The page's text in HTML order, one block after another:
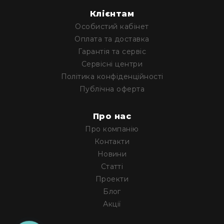
RF
кабелі
RF
роз'їєми
Тайм-
коди
Генератори
тайм-
Приймачі
та
передавачі
Дисплеї
Аксесуари
та
комплектуючі
Мікрофони
Клієнтам
Особистий кабінет
Оплата та доставка
Гарантія та сервіс
Сервісні центри
Політика конфіденційності
Публічна оферта
Про нас
Про компанію
Контакти
Новини
Статті
Проекти
Блог
Акції